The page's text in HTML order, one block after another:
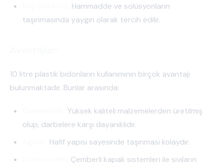
Hammadde ve solüsyonların
taşınmasında yaygın olarak tercih edilir.
10 litre plastik bidonların kullanımının birçok avantajı
bulunmaktadır. Bunlar arasında:
Yüksek kaliteli malzemelerden üretilmiş
olup, darbelere karşı dayanıklıdır.
Hafif yapısı sayesinde taşınması kolaydır.
Çemberli kapak sistemleri ile sıvıların